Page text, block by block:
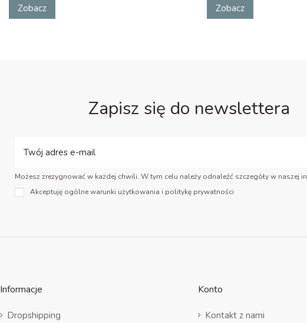
Zobacz Zobacz
Zapisz się do newslettera
Możesz zrezygnować w każdej chwili. W tym celu należy odnaleźć szczegóły w naszej
Akceptuję ogólne warunki użytkowania i politykę prywatności
Informacje
Dropshipping
Konto
Kontakt z nami